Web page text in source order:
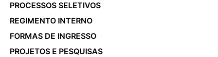
PROCESSOS SELETIVOS
REGIMENTO INTERNO
FORMAS DE INGRESSO
PROJETOS E PESQUISAS